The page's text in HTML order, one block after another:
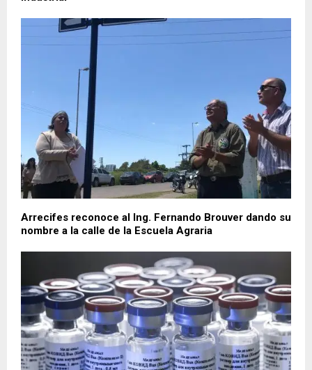
Arrecifes reconoce al Ing. Fernando Brouver dando su
nombre a la calle de la Escuela Agraria